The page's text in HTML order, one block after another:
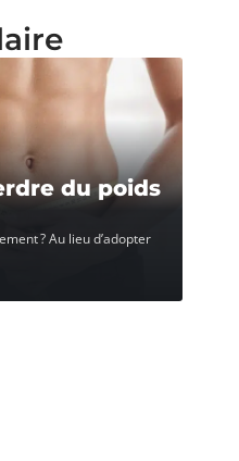
du poids
? Au lieu d’adopter